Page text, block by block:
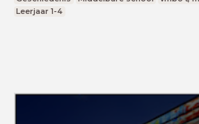
Leerjaar 1-4